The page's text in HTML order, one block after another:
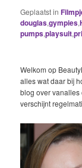
Geplaatst in
douglas,gympies,
pumps,playsuit,
Welkom op
alles wat daar bij
blog over vanalles
verschijnt